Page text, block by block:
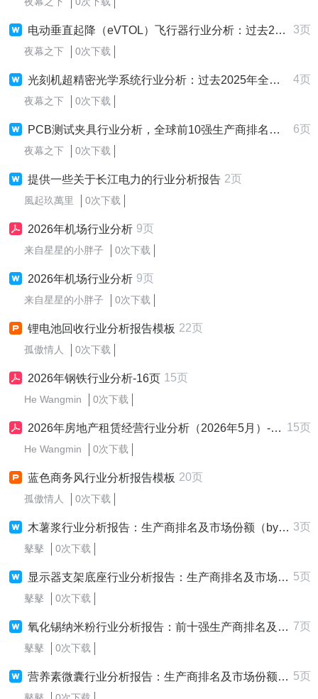
电动垂直起降（eVTOL）飞行器行业分析：过去2025年全球市场销售额达到了0.66亿美元 3页
夜幕之下 0次下载
光刻机超精密光学系统行业分析：过去2025年全球市场销售额达到了52.28亿美元 4页
夜幕之下 0次下载
PCB测试夹具行业分析，全球前10强生产商排名及市场份额（by QYResearch） 6页
夜幕之下 0次下载
提供一些关于长江电力的行业分析报告 2页
風起玖萬里 0次下载
2026年机场行业分析 9页
来自星星的小胖子 0次下载
2026年机场行业分析 9页
来自星星的小胖子 0次下载
锂电池回收行业分析报告模板 22页
孤傲情人 0次下载
2026年钢铁行业分析-16页 15页
He Wangmin 0次下载
2026年房地产租赁经营行业分析（2026年5月）-16页 15页
He Wangmin 0次下载
蓝色商务风行业分析报告模板 20页
孤傲情人 0次下载
木薯浆行业分析报告：生产商排名及市场份额（by QYResearch） 3页
鼕鼕 0次下载
显示器支架底座行业分析报告：生产商排名及市场份额（by QYResearch） 5页
鼕鼕 0次下载
氧化锡纳米粉行业分析报告：前十强生产商排名及市场份额（by QYResearch） 7页
鼕鼕 0次下载
营养素微囊行业分析报告：生产商排名及市场份额（by QYResearch） 5页